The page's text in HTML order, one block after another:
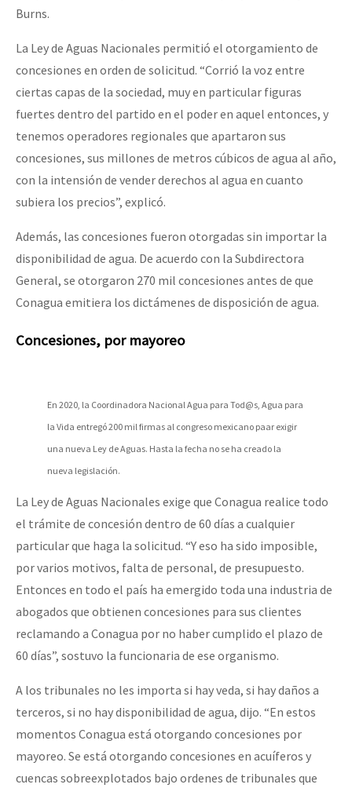
Burns.
La Ley de Aguas Nacionales permitió el otorgamiento de
concesiones en orden de solicitud. “Corrió la voz entre
ciertas capas de la sociedad, muy en particular figuras
fuertes dentro del partido en el poder en aquel entonces, y
tenemos operadores regionales que apartaron sus
concesiones, sus millones de metros cúbicos de agua al año,
con la intensión de vender derechos al agua en cuanto
subiera los precios”, explicó.
Además, las concesiones fueron otorgadas sin importar la
disponibilidad de agua. De acuerdo con la Subdirectora
General, se otorgaron 270 mil concesiones antes de que
Conagua emitiera los dictámenes de disposición de agua.
Concesiones, por mayoreo
En 2020, la Coordinadora Nacional Agua para Tod@s, Agua para
la Vida entregó 200 mil firmas al congreso mexicano paar exigir
una nueva Ley de Aguas. Hasta la fecha no se ha creado la
nueva legislación.
La Ley de Aguas Nacionales exige que Conagua realice todo
el trámite de concesión dentro de 60 días a cualquier
particular que haga la solicitud. “Y eso ha sido imposible,
por varios motivos, falta de personal, de presupuesto.
Entonces en todo el país ha emergido toda una industria de
abogados que obtienen concesiones para sus clientes
reclamando a Conagua por no haber cumplido el plazo de
60 días”, sostuvo la funcionaria de ese organismo.
A los tribunales no les importa si hay veda, si hay daños a
terceros, si no hay disponibilidad de agua, dijo. “En estos
momentos Conagua está otorgando concesiones por
mayoreo. Se está otorgando concesiones en acuíferos y
cuencas sobreexplotados bajo ordenes de tribunales que